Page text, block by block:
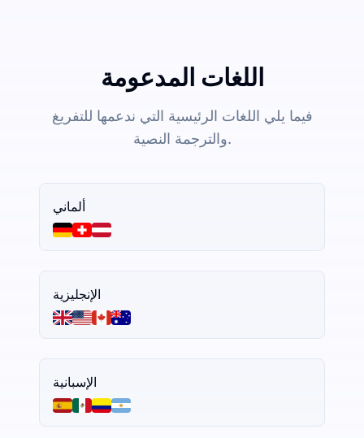
اللغات المدعومة
فيما يلي اللغات الرئيسية التي ندعمها للتفريغ
والترجمة النصية.
ألماني
الإنجليزية
الإسبانية